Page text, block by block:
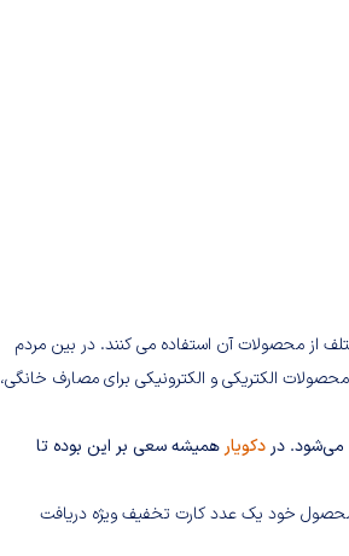
از محصولات آن استفاده می کنند. در بین مردم
الکتریکی و الکترونیکی برای مصارف خانگی،
می‌شود. در دکویار همیشه سعی بر این بوده تا
محصول خود یک عدد کارت تخفیف ویژه دریافت